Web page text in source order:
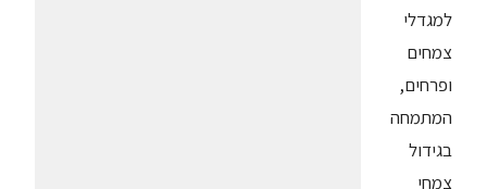
למגדלי
צמחים
ופרחים,
המתמחה
בגידול
צמחי